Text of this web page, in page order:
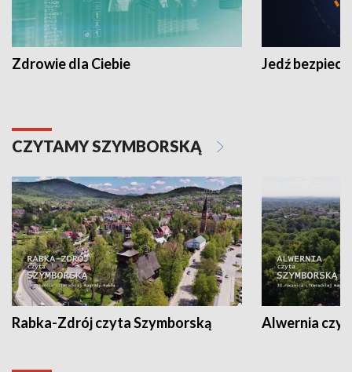
Zdrowie dla Ciebie Jedź
CZYTAMY SZYMBORSKĄ
Rabka-Zdrój czyta Szymborską Alwernia